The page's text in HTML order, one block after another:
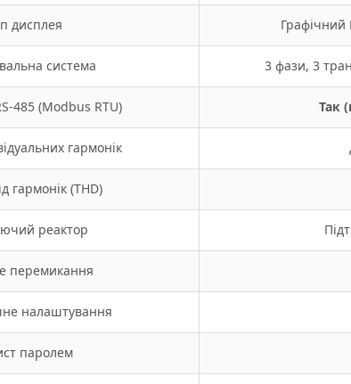
дисплея Графічний
система 3 фази, 3
485 (Modbus RTU) Так
гармонік
гармонік (THD)
реактор
перемикання
налаштування
паролем